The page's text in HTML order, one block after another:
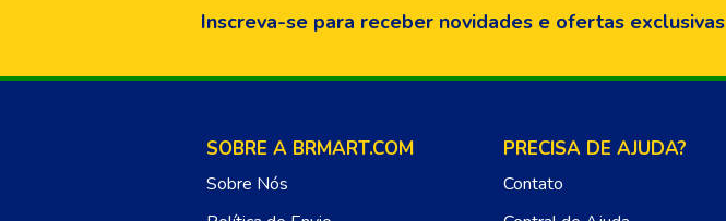
Inscreva-se para receber novidades e ofertas exclusivas
SOBRE A BRMART.COM
Sobre Nós
PRECISA DE AJUDA?
Contato